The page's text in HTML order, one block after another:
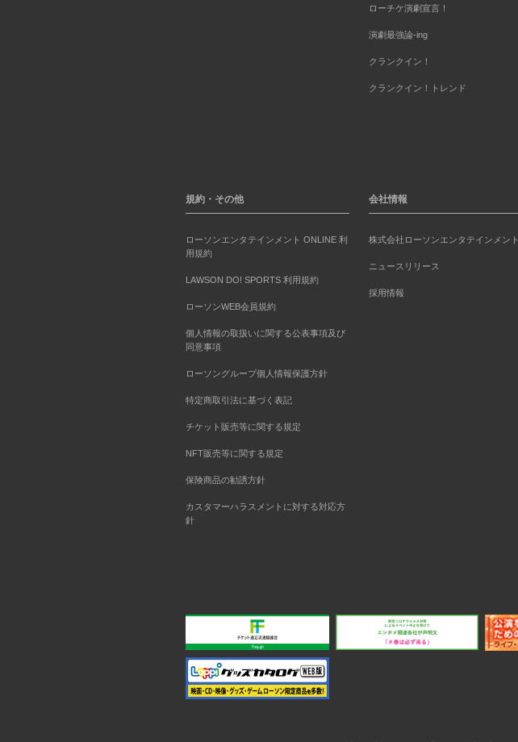
ローチケ演劇宣言！
演劇最強論-ing
クランクイン！
クランクイン！トレンド
規約・その他
ローソンエンタテインメント ONLINE 利
用規約
LAWSON DO! SPORTS 利用規約
ローソンWEB会員規約
個人情報の取扱いに関する公表事項及び
同意事項
ローソングループ個人情報保護方針
特定商取引法に基づく表記
チケット販売等に関する規定
NFT販売等に関する規定
保険商品の勧誘方針
カスタマーハラスメントに対する対応方
針
会社情報
株式会社ローソンエンタテインメント
ニュースリリース
採用情報